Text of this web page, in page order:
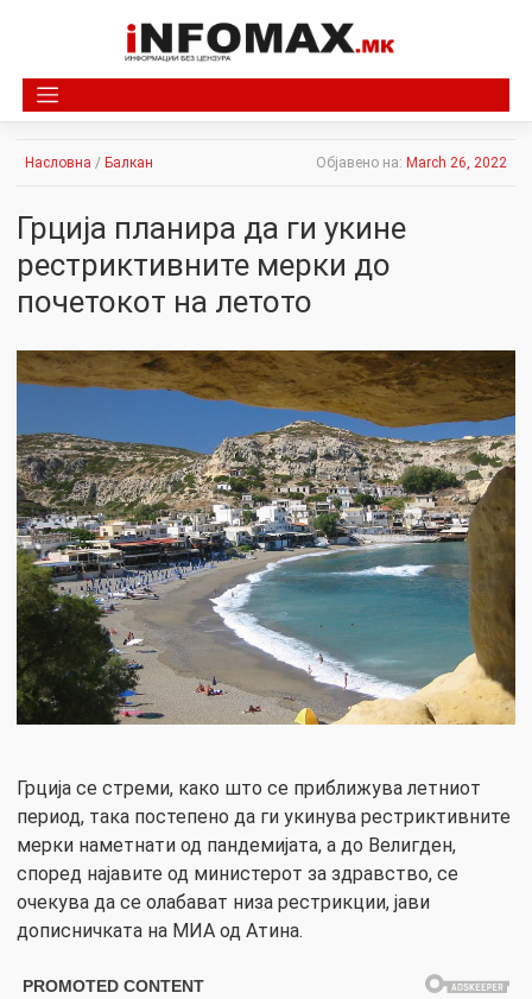
Насловна / Балкан Објавено на: March 26, 2022
Грција планира да ги укине
рестриктивните мерки до
почетокот на летото
Грција се стреми, како што се приближува летниот
период, така постепено да ги укинува рестриктивните
мерки наметнати од пандемијата, а до Велигден,
според најавите од министерот за здравство, се
очекува да се олабават низа рестрикции, јави
дописничката на МИА од Атина.